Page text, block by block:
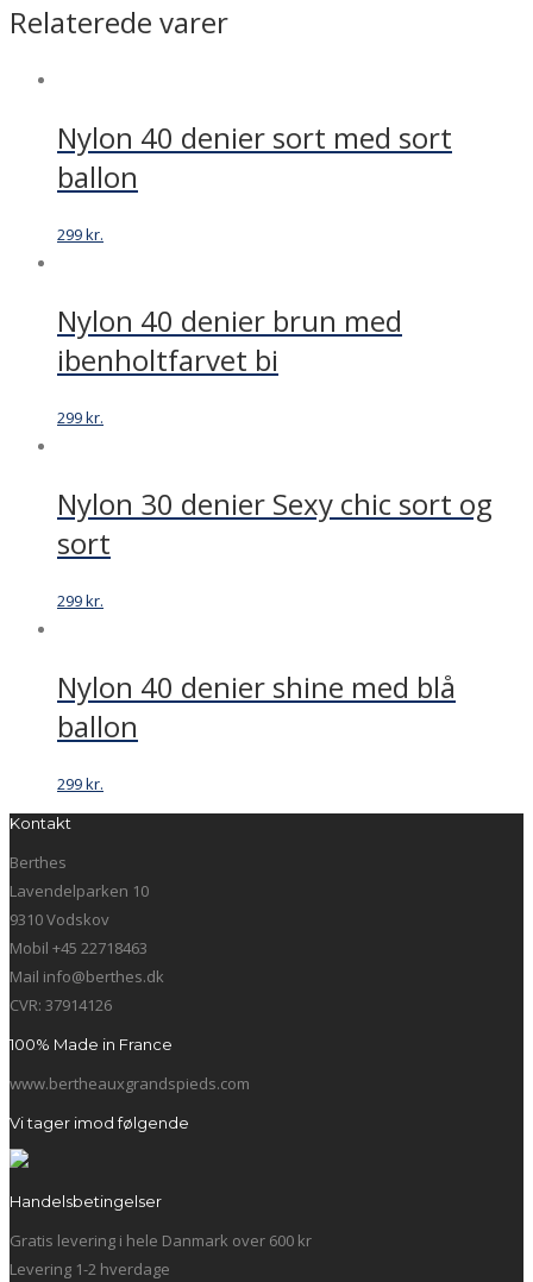
mønster
Relaterede varer
Nylon 40 denier sort med sort
ballon
299kr.
Nylon 40 denier brun med
ibenholtfarvet bi
299kr.
Nylon 30 denier Sexy chic sort og
sort
299kr.
Nylon 40 denier shine med blå
ballon
299kr.
Kontakt
Berthes
Lavendelparken 10
9310 Vodskov
Mobil +45 22718463
Mail info@berthes.dk
CVR: 37914126
100% Made in France
www.bertheauxgrandspieds.com
Vi tager imod følgende
Handelsbetingelser
Gratis levering i hele Danmark over 600 kr
Levering 1-2 hverdage